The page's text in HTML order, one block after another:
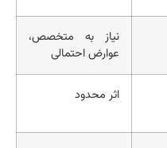
نیاز به متخصص،
عوارض احتمالی
اثر محدود